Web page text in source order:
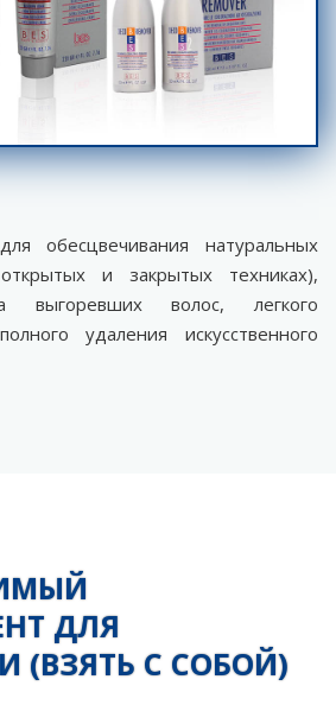
обесцвечивания натуральных
и закрытых техниках),
выгоревших волос, легкого
удаления искусственного
ДЛЯ
(ВЗЯТЬ С СОБОЙ)